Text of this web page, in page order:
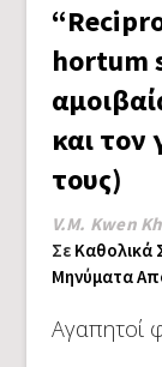
hortum
και
τους)
V.M. Kwen
Σε Καθολικά
Μηνύματα
Αγαπητοί